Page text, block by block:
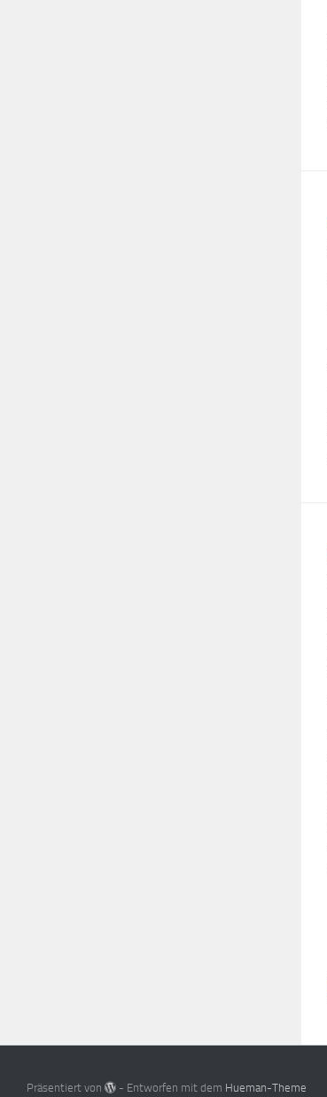
Präsentiert von - Entworfen mit dem Hueman-Theme